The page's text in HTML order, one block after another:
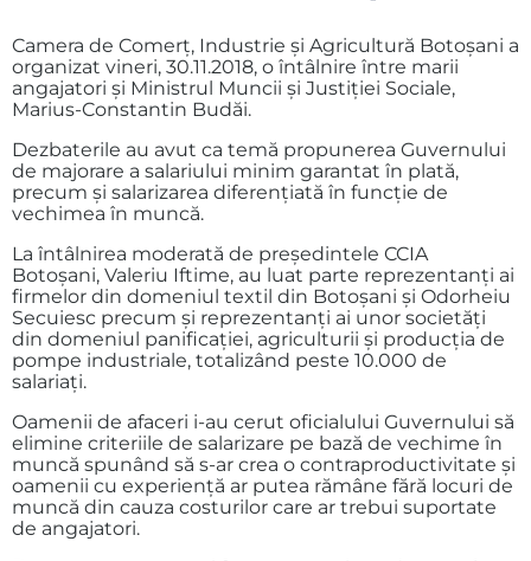
Camera de Comerţ, Industrie şi Agricultură Botoşani a
organizat vineri, 30.11.2018, o întâlnire între marii
angajatori şi Ministrul Muncii şi Justiţiei Sociale,
Marius-Constantin Budăi.
Dezbaterile au avut ca temă propunerea Guvernului
de majorare a salariului minim garantat în plată,
precum şi salarizarea diferenţiată în funcţie de
vechimea în muncă.
La întâlnirea moderată de preşedintele CCIA
Botoşani, Valeriu Iftime, au luat parte reprezentanţi ai
firmelor din domeniul textil din Botoşani şi Odorheiu
Secuiesc precum şi reprezentanţi ai unor societăţi
din domeniul panificaţiei, agriculturii şi producţia de
pompe industriale, totalizând peste 10.000 de
salariaţi.
Oamenii de afaceri i-au cerut oficialului Guvernului să
elimine criteriile de salarizare pe bază de vechime în
muncă spunând să s-ar crea o contraproductivitate şi
oamenii cu experienţă ar putea rămâne fără locuri de
muncă din cauza costurilor care ar trebui suportate
de angajatori.